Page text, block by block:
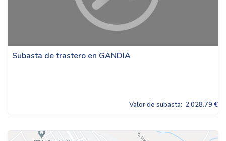
Subasta de trastero en GANDIA
Valor de subasta: 2,028.79 €